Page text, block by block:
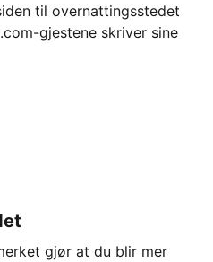
til overnattingsstedet
gjestene skriver sine
gjør at du blir mer